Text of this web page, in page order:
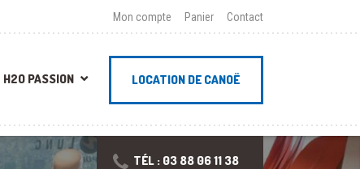
Mon compte Panier Contact
H2O PASSION LOCATION DE CANOË
TÉL : 03 88 06 11 38